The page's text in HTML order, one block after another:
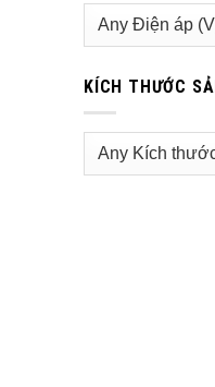
KÍCH THƯỚC